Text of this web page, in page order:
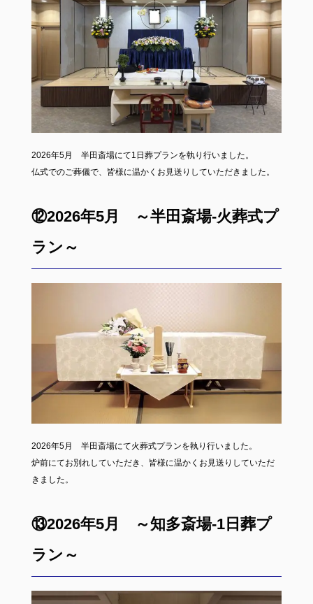
2026年5月 半田斎場にて1日葬プランを執り行いました。
仏式でのご葬儀で、皆様に温かくお見送りしていただきました。
⑫2026年5月 ～半田斎場-火葬式プ
ラン～
2026年5月 半田斎場にて火葬式プランを執り行いました。
炉前にてお別れしていただき、皆様に温かくお見送りしていただ
きました。
⑬2026年5月 ～知多斎場-1日葬プ
ラン～